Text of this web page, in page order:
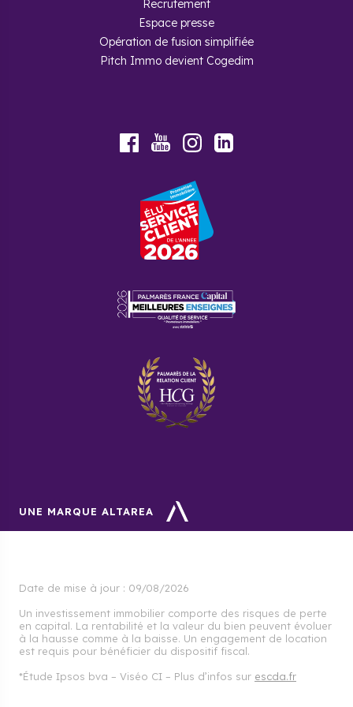
nord de Pontault-Combault. En effet, plus vous serez
proche du RER d’Emerainville, plus vous aurez de
chance de trouver des locataires.
Comment le prix de l’immobilier
Comme dans de nombreuses communes de l’Île-de-
France, les prix de l’immobilier en Seine-et-Marne
prix ont ainsi grimpé de 13,8 %.
Recrutement
Espace presse
Opération de fusion simplifiée
Pitch Immo devient Cogedim
FacebookYoutubeInstagram
UNE MARQUE ALTAREA
Date de mise à jour : 09/08/2026
Un investissement immobilier comporte des risques de perte
en capital. La rentabilité et la valeur du bien peuvent évoluer
à la hausse comme à la baisse. Un engagement de location
est requis pour bénéficier du dispositif fiscal.
*Étude Ipsos bva – Viséo CI – Plus d’infos sur escda.fr